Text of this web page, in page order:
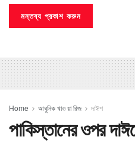
Home আধুনিক খাও য়া রিজ দাঈশ
পাকিস্তানের ওপর